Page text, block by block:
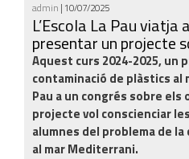
admin | 10/07/2025
L’Escola La Pau viatja
presentar un projecte
Aquest curs 2024-2025, un
contaminació de plàstics al
Pau a un congrés sobre els
projecte vol conscienciar
alumnes del problema de
al mar Mediterrani.